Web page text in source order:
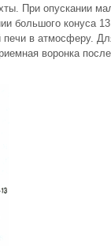
При опускании
большого конуса
в атмосферу.
воронка